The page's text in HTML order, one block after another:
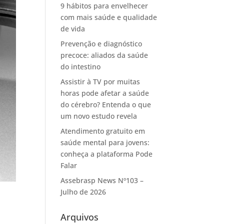
9 hábitos para envelhecer
com mais saúde e qualidade
de vida
Prevenção e diagnóstico
precoce: aliados da saúde
do intestino
Assistir à TV por muitas
horas pode afetar a saúde
do cérebro? Entenda o que
um novo estudo revela
Atendimento gratuito em
saúde mental para jovens:
conheça a plataforma Pode
Falar
Assebrasp News Nº103 –
Julho de 2026
Arquivos